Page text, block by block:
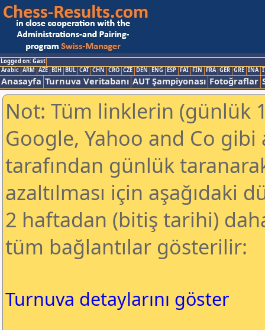
Logged on: Gast
Arabic ARM AZE BIH BUL CAT CHN CRO CZE DEN ENG ESP FAI FIN FRA GER GRE INA
Anasayfa Turnuva Veritabanı AUT Şampiyonası Fotoğraflar
Not: Tüm linklerin (günlük
Google, Yahoo and Co
tarafından günlük
azaltılması için aşağıdaki
2 haftadan (bitiş tarihi)
tüm bağlantılar gösterilir:
Turnuva detaylarını göster